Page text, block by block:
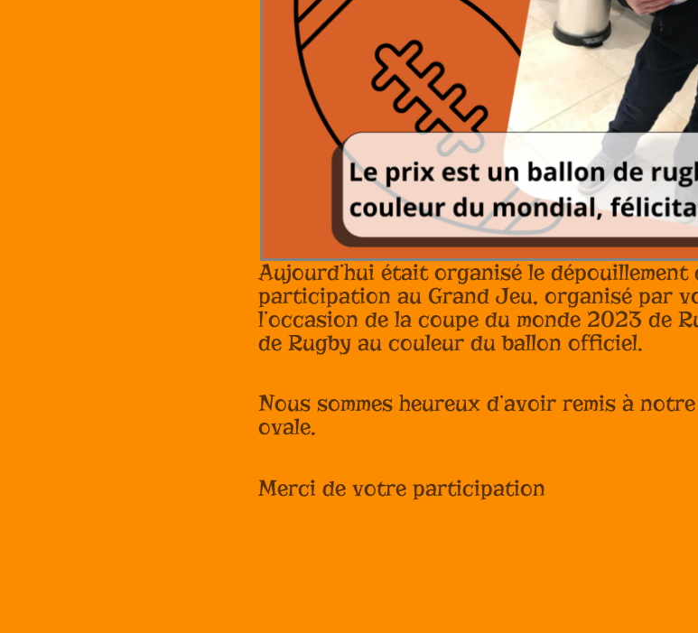
Aujourd’hui était organisé le dépouillement
participation au Grand Jeu, organisé par
l’occasion de la coupe du monde 2023 de
de Rugby au couleur du ballon officiel.
Nous sommes heureux d’avoir remis à
ovale.
Merci de votre participation